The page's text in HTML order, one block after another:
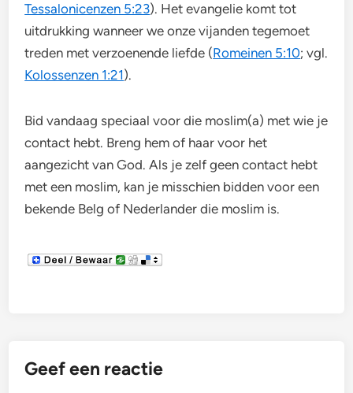
Tessalonicenzen 5:23). Het evangelie komt tot
uitdrukking wanneer we onze vijanden tegemoet
treden met verzoenende liefde (Romeinen 5:10; vgl.
Kolossenzen 1:21).
Bid vandaag speciaal voor die moslim(a) met wie je
contact hebt. Breng hem of haar voor het
aangezicht van God. Als je zelf geen contact hebt
met een moslim, kan je misschien bidden voor een
bekende Belg of Nederlander die moslim is.
Geef een reactie